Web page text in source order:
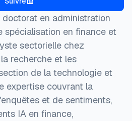
en administration
spécialisation en finance et
sectorielle chez
recherche et les
de la technologie et
expertise couvrant la
et de sentiments,
IA en finance,